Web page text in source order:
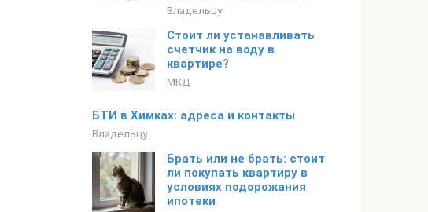
Владельцу
Стоит ли устанавливать
счетчик на воду в
квартире?
МКД
БТИ в Химках: адреса и контакты
Владельцу
Брать или не брать: стоит
ли покупать квартиру в
условиях подорожания
ипотеки